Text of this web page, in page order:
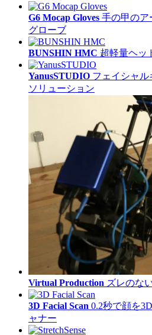
G6 Mocap Gloves 手の甲のア
グローブ
BUNSHIN HMC 超軽量ヘッ
YanusSTUDIO フェイシャ
ソリューション
Virtual Production ズレのな
3D Facial Scan 0.2秒で顔を
ャナー